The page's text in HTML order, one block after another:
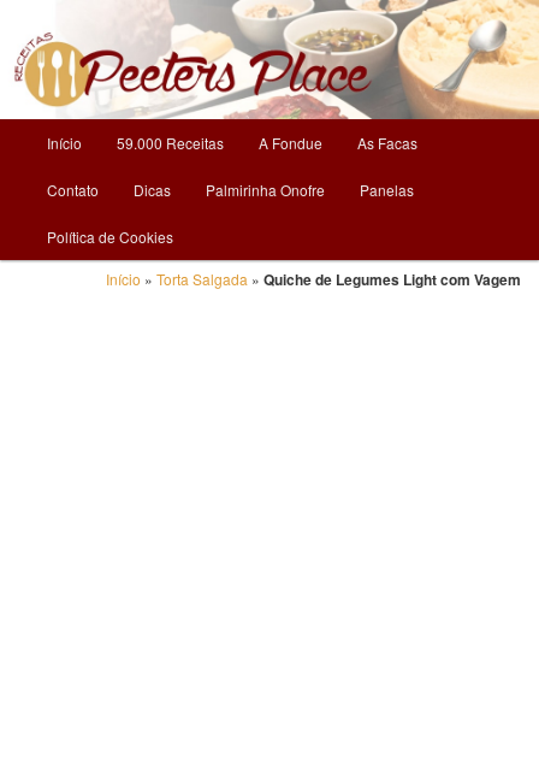
Receitas | Peeters Place
O Mundo da Culinária
principal
Pular
para
o
Início 59.000 Receitas A Fondue As Facas
Contato Dicas Palmirinha Onofre Panelas
Política de Cookies
Início » Torta Salgada » Quiche de Legumes Light com Vagem